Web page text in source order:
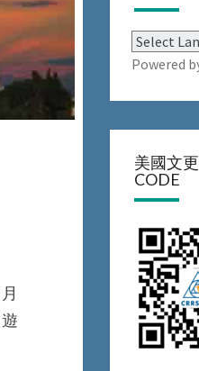
Powered
美國文
CODE